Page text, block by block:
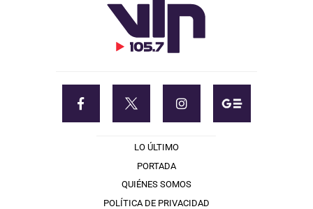
LO ÚLTIMO
PORTADA
QUIÉNES SOMOS
POLÍTICA DE PRIVACIDAD